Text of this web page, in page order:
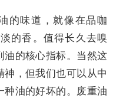
的味道，就像在品咖
的香。值得长久去嗅
的核心指标。当然这
，但我们也可以从中
油的好坏的。废重油